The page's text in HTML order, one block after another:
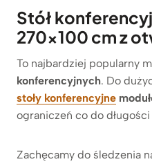
Stół
270×100 cm z
To najbardziej popularny
konferencyjnych. Do
stoły konferencyjne
ograniczeń co do
Zachęcamy do śledzenia